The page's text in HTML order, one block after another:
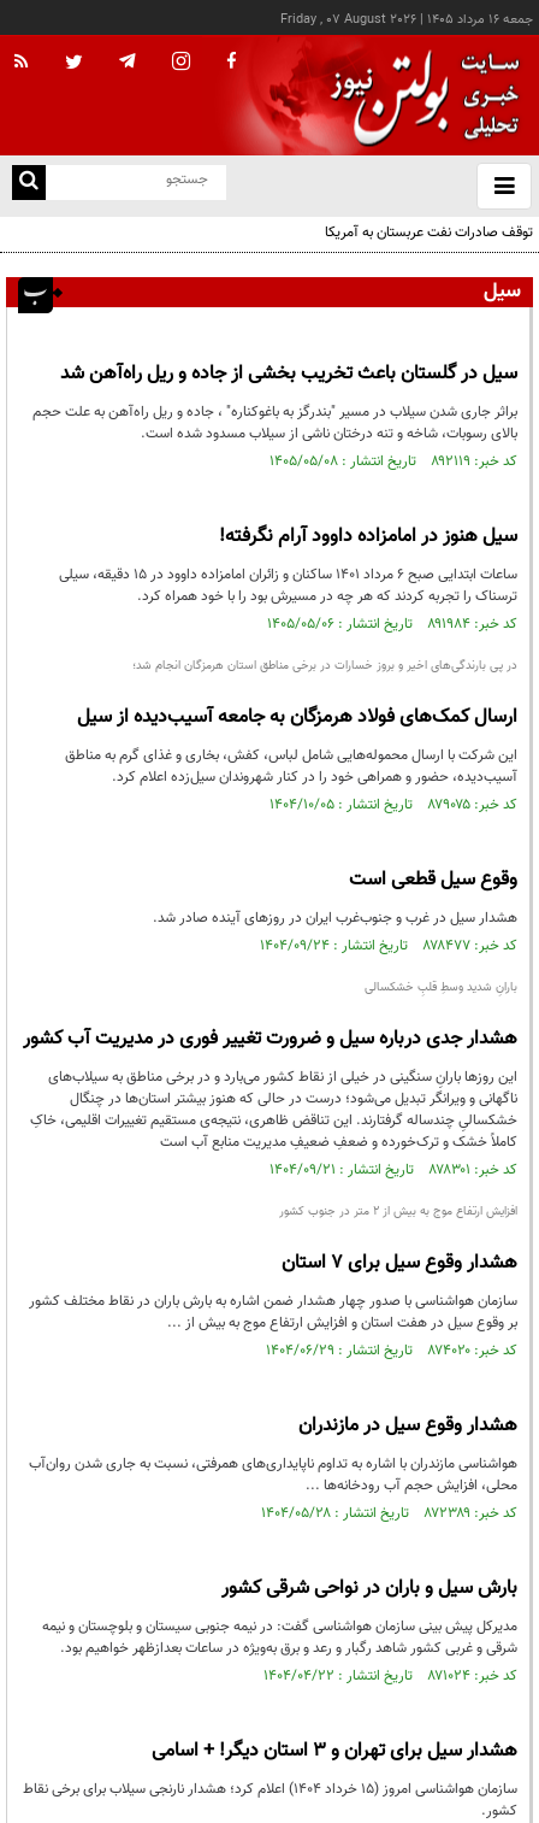
جمعه ۱۶ مرداد ۱۴۰۵ |
Friday , 07 August 2026
باز
و
توقف صادرات نفت عربستان به آمریکا
سیل
سیل در گلستان باعث تخریب بخشی از جاده و ریل راه‌آهن شد
براثر جاری شدن سیلاب در مسیر "بندرگز به باغوکناره" ، جاده و ریل راه‌آهن به علت حجم
بالای رسوبات، شاخه و تنه درختان ناشی از سیلاب مسدود شده است.
کد خبر: ۸۹۲۱۱۹ تاریخ انتشار : ۱۴۰۵/۰۵/۰۸
سیل هنوز در امامزاده داوود آرام نگرفته!
ساعات ابتدایی صبح ۶ مرداد ۱۴۰۱ ساکنان و زائران امامزاده داوود در ۱۵ دقیقه، سیلی
ترسناک را تجربه کردند که هر چه در مسیرش بود را با خود همراه کرد.
کد خبر: ۸۹۱۹۸۴ تاریخ انتشار : ۱۴۰۵/۰۵/۰۶
در پی بارندگی‌های اخیر و بروز خسارات در برخی مناطق استان هرمزگان انجام شد؛
ارسال کمک‌های فولاد هرمزگان به جامعه آسیب‌دیده از سیل
این شرکت با ارسال محموله‌هایی شامل لباس، کفش، بخاری و غذای گرم به مناطق
آسیب‌دیده، حضور و همراهی خود را در کنار شهروندان سیل‌زده اعلام کرد.
کد خبر: ۸۷۹۰۷۵ تاریخ انتشار : ۱۴۰۴/۱۰/۰۵
وقوع سیل قطعی‌ است
هشدار سیل در غرب و جنوب‌غرب ایران در روزهای آینده صادر شد.
کد خبر: ۸۷۸۴۷۷ تاریخ انتشار : ۱۴۰۴/۰۹/۲۴
بارانِ شدید وسطِ قلبِ خشکسالی
هشدار جدی درباره سیل و ضرورت تغییر فوری در مدیریت آب کشور
این روزها بارانِ سنگینی در خیلی از نقاط کشور می‌بارد و در برخی مناطق به سیلاب‌های
ناگهانی و ویرانگر تبدیل می‌شود؛ درست در حالی که هنوز بیشتر استان‌ها در چنگال
خشکسالیِ چندساله گرفتارند. این تناقض ظاهری، نتیجه‌ی مستقیم تغییرات اقلیمی، خاکِ
کاملاً خشک و ترک‌خورده و ضعفِ ضعیفِ مدیریت منابع آب است
کد خبر: ۸۷۸۳۰۱ تاریخ انتشار : ۱۴۰۴/۰۹/۲۱
افزایش ارتفاع موج به بیش از ۲ متر در جنوب کشور
هشدار وقوع سیل برای ۷ استان
سازمان هواشناسی با صدور چهار هشدار ضمن اشاره به بارش باران در نقاط مختلف کشور
بر وقوع سیل در هفت استان و افزایش ارتفاع موج به بیش از ...
کد خبر: ۸۷۴۰۲۰ تاریخ انتشار : ۱۴۰۴/۰۶/۲۹
هشدار وقوع سیل در مازندران
هواشناسی مازندران با اشاره به تداوم ناپایداری‌های همرفتی، نسبت به جاری شدن روان‌آب
محلی، افزایش حجم آب رودخانه‌ها ...
کد خبر: ۸۷۲۳۸۹ تاریخ انتشار : ۱۴۰۴/۰۵/۲۸
بارش سیل و باران در نواحی شرقی کشور
مدیرکل پیش بینی سازمان هواشناسی گفت: در نیمه جنوبی سیستان و بلوچستان و نیمه
شرقی و غربی کشور شاهد رگبار و رعد و برق به‌ویژه در ساعات بعدازظهر خواهیم بود.
کد خبر: ۸۷۱۰۲۴ تاریخ انتشار : ۱۴۰۴/۰۴/۲۲
هشدار سیل برای تهران و 3 استان دیگر! + اسامی
سازمان هواشناسی امروز (15 خرداد 1404) اعلام کرد؛ هشدار نارنجی سیلاب برای برخی نقاط
کشور.